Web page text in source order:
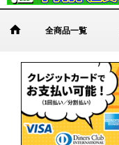
全商品一覧